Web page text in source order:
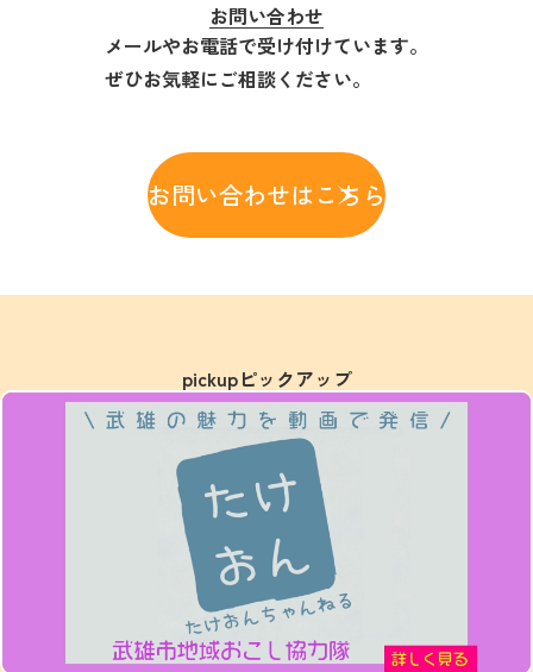
お問い合わせ
メールやお電話で受け付けています。
ぜひお気軽にご相談ください。
お問い合わせはこちら
pickupピックアップ